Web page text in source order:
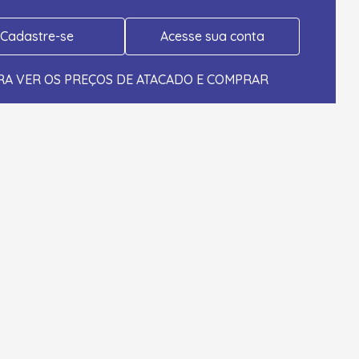
Cadastre-se Acesse sua conta
VER OS PREÇOS DE ATACADO E COMPRAR